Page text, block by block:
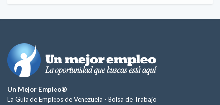
Un Mejor Empleo®
La Guía de Empleos de Venezuela - Bolsa de Trabajo